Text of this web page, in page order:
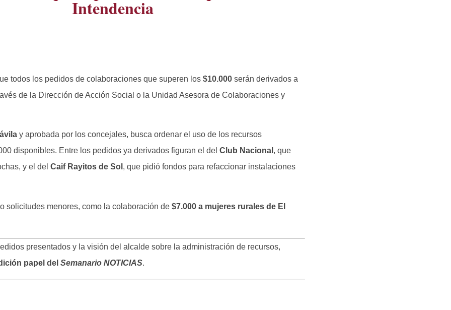
Intendencia
todos los pedidos de colaboraciones que superen los$10.000 serán derivados a
de la Dirección de Acción Social o la Unidad Asesora de Colaboraciones y
y aprobada por los concejales, busca ordenar el uso de los recursos
disponibles. Entre los pedidos ya derivados figuran el delClub Nacional , que
y el delCaif Rayitos de Sol , que pidió fondos para refaccionar instalaciones
solicitudes menores, como la colaboración de$7.000 a mujeres rurales de El
presentados y la visión del alcalde sobre la administración de recursos,
papel delSemanario NOTICIAS.